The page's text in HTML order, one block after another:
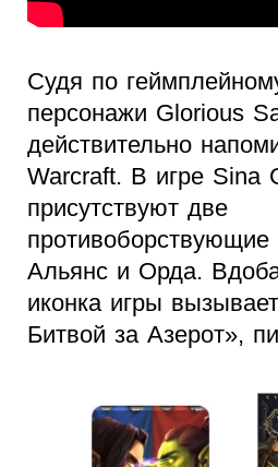
Судя по
персонажи Glorious
действительно
Warcraft. В игре Sina
присутствуют две
Альянс и Орда.
иконка игры
Битвой за Азерот»,